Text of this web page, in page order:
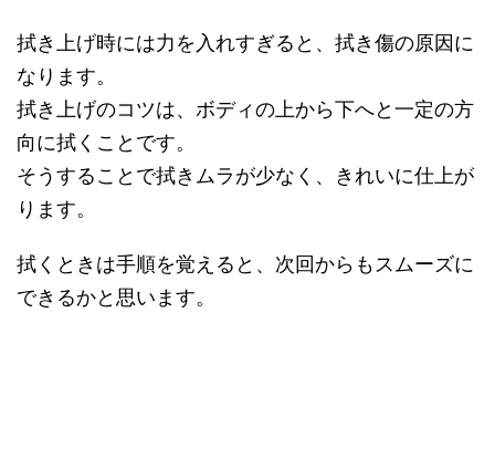
拭き上げ時には力を入れすぎると、拭き傷の原因に
なります。
拭き上げのコツは、ボディの上から下へと一定の方
向に拭くことです。
そうすることで拭きムラが少なく、きれいに仕上が
ります。
拭くときは手順を覚えると、次回からもスムーズに
できるかと思います。